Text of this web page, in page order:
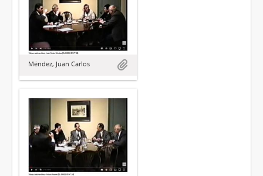
Méndez, Juan Carlos